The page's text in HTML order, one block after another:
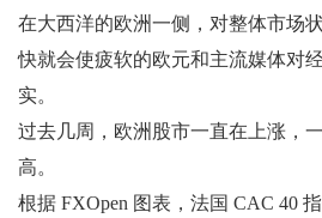
在大西洋的欧洲一侧，对整体市场
快就会使疲软的欧元和主流媒体对
实。
过去几周，欧洲股市一直在上涨，
高。
根据 FXOpen 图表，法国 CAC 40